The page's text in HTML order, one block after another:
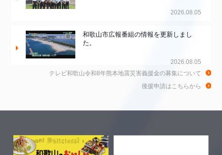
2026.08.05
和歌山市広報番組の情報を更新しまし
た。
2026.08.05
和歌山de乾杯！の情報を更新しました。
2026.08.04
きのくに21の情報を更新しました。
テレビ和歌山令和8年熊本地震災害義援金の募集について
後援申請はこちらから